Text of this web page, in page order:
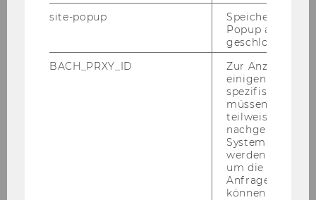
site-popup
Speichert ob ein
Popup
geschlossen
BACH_PRXY_ID
Zur Anzeige von
einigen WU-
spezifischen
müssen
teilweise von
nachgelagerten
System
werden.
um die Antwort
Anfrage
können.